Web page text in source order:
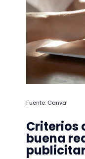
Fuente: Canva
Criterios
buena